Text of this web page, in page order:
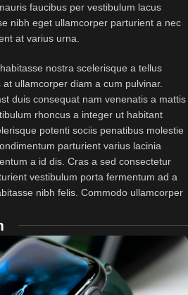
faucibus per vestibulum lacus
nibh eget ullamcorper parturient a nec
at varius urna.
nostra scelerisque a tellus
ullamcorper diam a cum pulvinar.
duis consequat nam venenatis a mattis
rhoncus a integer ut habitant
potenti sociis penatibus molestie
parturient varius lacinia
a id dis. Cras a sed consectetur
vestibulum porta fermentum ad a
nibh felis. Commodo ullamcorper